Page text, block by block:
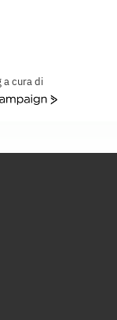
a cura di